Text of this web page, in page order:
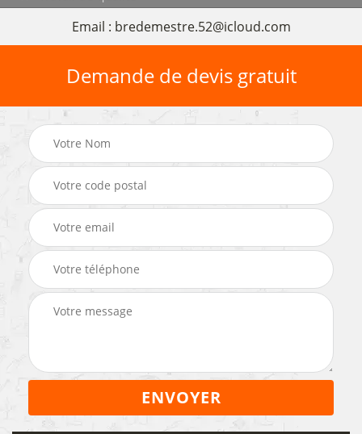
Email : bredemestre.52@icloud.com
Demande de devis gratuit